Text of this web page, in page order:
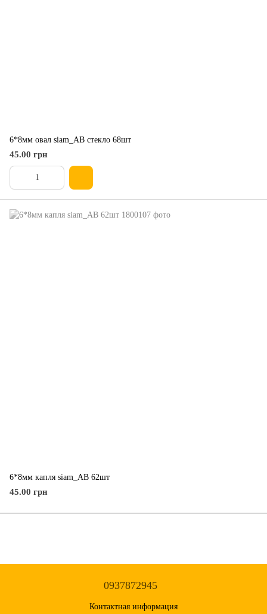
6*8мм овал siam_AB стекло 68шт
45.00 грн
6*8мм капля siam_AB 62шт
45.00 грн
0937872945
Контактная информация